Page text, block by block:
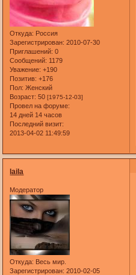
Откуда: Россия
Зарегистрирован: 2010-07-30
Приглашений: 0
Сообщений: 1179
Уважение: +190
Позитив: +176
Пол: Женский
Возраст: 50[1975-12-03]
Провел на форуме:
14 дней 14 часов
Последний визит:
2013-04-02 11:49:59
laila
Модератор
Откуда: Весь мир.
Зарегистрирован: 2010-02-05